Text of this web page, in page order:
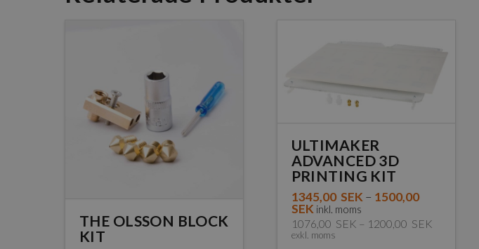
THE OLSSON BLOCK
KIT
ULTIMAKER
ADVANCED 3D
PRINTING KIT
1345,00 SEK– 1500,00
SEK inkl. moms
1076,00 SEK – 1200,00 SEK
exkl. moms